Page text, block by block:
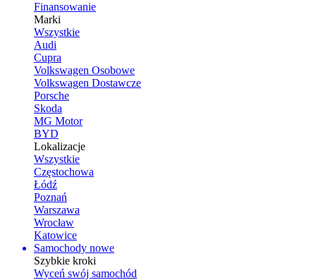
Finansowanie
Marki
Wszystkie
Audi
Cupra
Volkswagen Osobowe
Volkswagen Dostawcze
Porsche
Skoda
MG Motor
BYD
Lokalizacje
Wszystkie
Częstochowa
Łódź
Poznań
Warszawa
Wrocław
Katowice
Samochody nowe
Szybkie kroki
Wyceń swój samochód